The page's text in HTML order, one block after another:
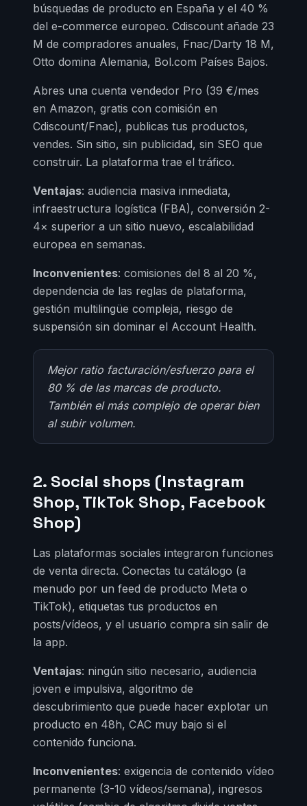
búsquedas de producto en España y el 40 %
del e-commerce europeo. Cdiscount añade 23
M de compradores anuales, Fnac/Darty 18 M,
Otto domina Alemania, Bol.com Países Bajos.
Abres una cuenta vendedor Pro (39 €/mes
en Amazon, gratis con comisión en
Cdiscount/Fnac), publicas tus productos,
vendes. Sin sitio, sin publicidad, sin SEO que
construir. La plataforma trae el tráfico.
Ventajas: audiencia masiva inmediata,
infraestructura logística (FBA), conversión 2-
4× superior a un sitio nuevo, escalabilidad
europea en semanas.
Inconvenientes: comisiones del 8 al 20 %,
dependencia de las reglas de plataforma,
gestión multilingüe compleja, riesgo de
suspensión sin dominar el Account Health.
Mejor ratio facturación/esfuerzo para el
80 % de las marcas de producto.
También el más complejo de operar bien
al subir volumen.
2. Social shops (Instagram
Shop, TikTok Shop, Facebook
Shop)
Las plataformas sociales integraron funciones
de venta directa. Conectas tu catálogo (a
menudo por un feed de producto Meta o
TikTok), etiquetas tus productos en
posts/vídeos, y el usuario compra sin salir de
la app.
Ventajas: ningún sitio necesario, audiencia
joven e impulsiva, algoritmo de
descubrimiento que puede hacer explotar un
producto en 48h, CAC muy bajo si el
contenido funciona.
Inconvenientes: exigencia de contenido vídeo
permanente (3-10 vídeos/semana), ingresos